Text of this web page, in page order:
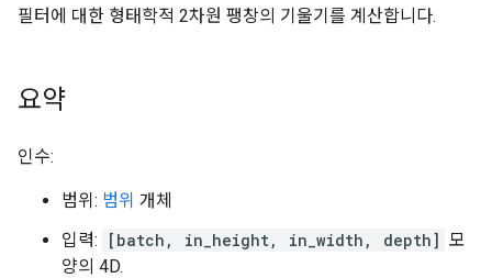
필터에 대한 형태학적 2차원 팽창의 기울기를 계산합니다.
요약
인수:
범위: 범위 개체
입력:
[batch, in_height, in_width, depth] 모
양의 4D.